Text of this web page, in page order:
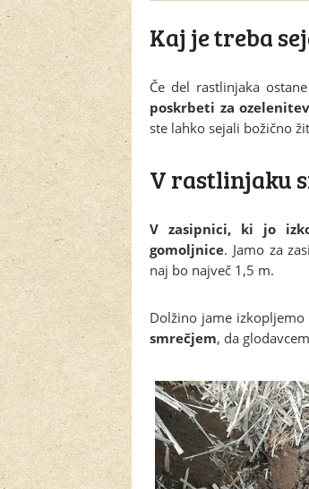
Kaj je treba
Če del rastlinjaka
poskrbeti za
ste lahko sejali božično
V rastlinjaku
V zasipnici, ki jo
gomoljnice. Jamo za
naj bo največ 1,5 m.
Dolžino jame
smrečjem, da